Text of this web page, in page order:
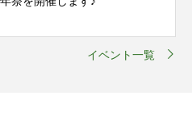
イベント一覧